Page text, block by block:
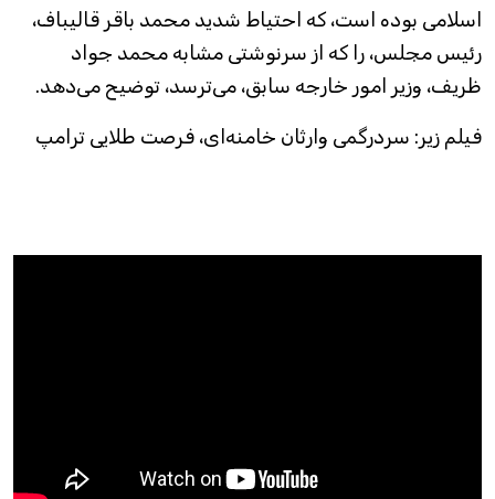
اسلامی بوده است، که احتیاط شدید محمد باقر قالیباف،
رئیس مجلس، را که از سرنوشتی مشابه محمد جواد
ظریف، وزیر امور خارجه سابق، می‌ترسد، توضیح می‌دهد.
فیلم زیر: سردرگمی وارثان خامنه‌ای، فرصت طلایی ترامپ